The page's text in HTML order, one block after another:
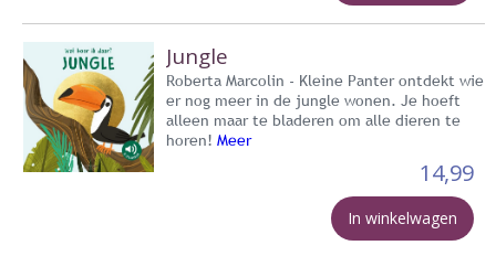
Jungle
Roberta Marcolin - Kleine Panter ontdekt wie
er nog meer in de jungle wonen. Je hoeft
alleen maar te bladeren om alle dieren te
horen! Meer
14,99
In winkelwagen